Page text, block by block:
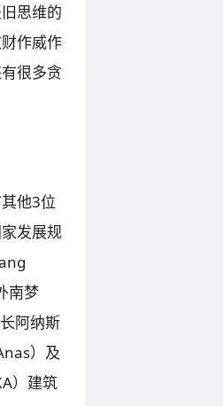
思维的
作威作
很多贪
他3位
发展规
南梦
阿纳斯
）及
）建筑